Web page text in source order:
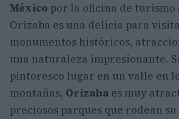
México por la oficina de turismo
Orizaba es una delicia para
monumentos históricos,
una naturaleza impresionante.
pintoresco lugar en un valle en
montañas, Orizaba es muy
preciosos parques que rodean